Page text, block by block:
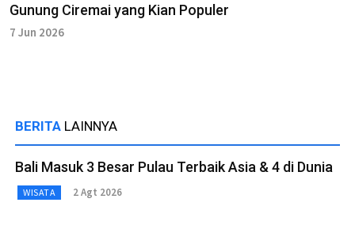
Gunung Ciremai yang Kian Populer
7 Jun 2026
BERITA LAINNYA
Bali Masuk 3 Besar Pulau Terbaik Asia & 4 di Dunia
WISATA 2 Agt 2026